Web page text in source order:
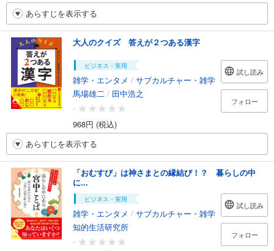
あらすじを表示する
大人のクイズ 答えが２つある漢字
ビジネス・実用
雑学・エンタメ / サブカルチャー・雑学
馬場雄二 / 田中浩之
-
968円 (税込)
試し読み
フォロー
あらすじを表示する
「おむすび」は神さまとの縁結び！？ 暮らしの中
に...
ビジネス・実用
雑学・エンタメ / サブカルチャー・雑学
知的生活研究所
-
試し読み
フォロー